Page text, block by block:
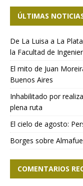
ÚLTIMAS
De La Luisa a La
la Facultad de
El mito de Juan
Buenos Aires
Inhabilitado por
plena ruta
El cielo de agosto:
Borges sobre
COMENTARIOS